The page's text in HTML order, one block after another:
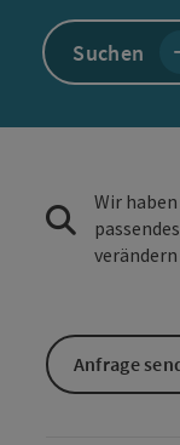
Suchen
Wir
Anfrage